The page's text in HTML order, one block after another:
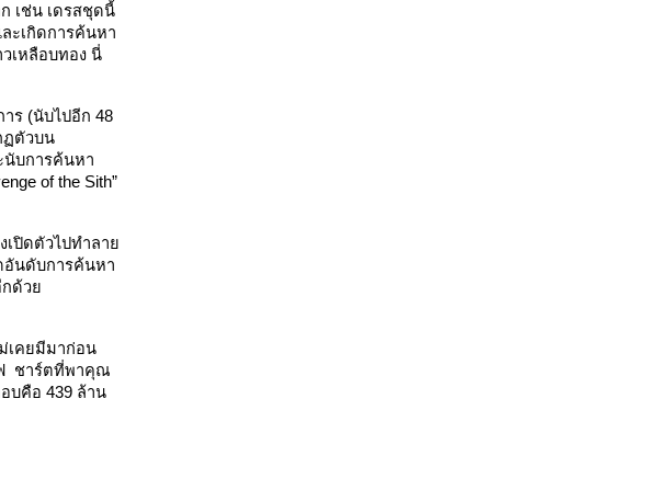
เช่น เดรสชุดนี้
ะเกิดการค้นหา
เหลือบทอง นี่
าร (นับไปอีก 48
ฏตัวบน
นับการค้นหา
of the Sith”
เปิดตัวไปทำลาย
อันดับการค้นหา
ด้วย
เคยมีมาก่อน
ชาร์ตที่พาคุณ
บคือ 439 ล้าน